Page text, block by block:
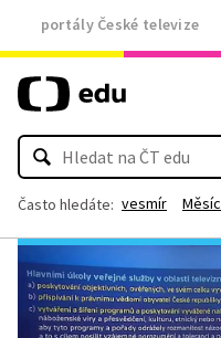
portály České televize
Často hledáte: vesmír Měsíc